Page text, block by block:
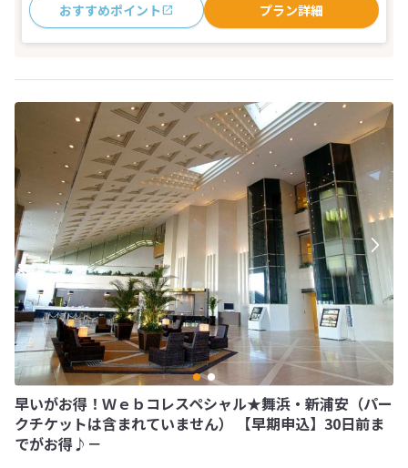
おすすめポイント プラン詳細
早いがお得！Ｗｅｂコレスペシャル★舞浜・新浦安（パー
クチケットは含まれていません） 【早期申込】30日前ま
でがお得♪－